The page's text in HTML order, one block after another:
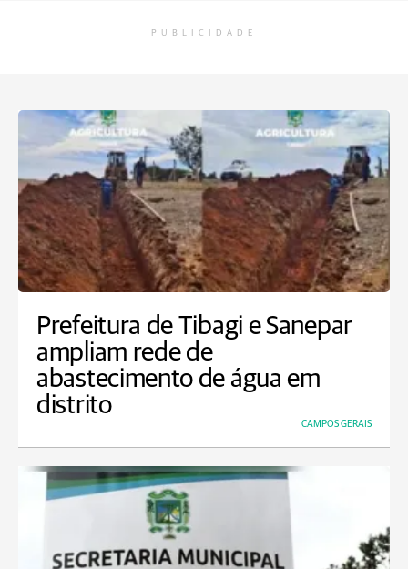
PUBLICIDADE
Prefeitura de Tibagi e Sanepar
ampliam rede de
abastecimento de água em
distrito
CAMPOS GERAIS